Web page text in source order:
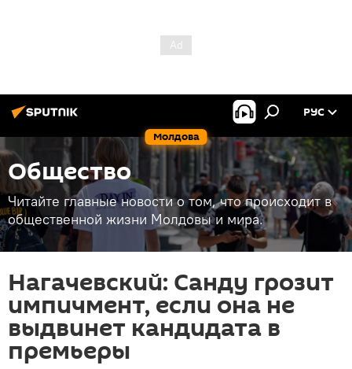
Молдова
РУС
Общество
Читайте главные новости о том, что происходит в
общественной жизни Молдовы и мира.
Нагачевский: Санду грозит
импичмент, если она не
выдвинет кандидата в
премьеры